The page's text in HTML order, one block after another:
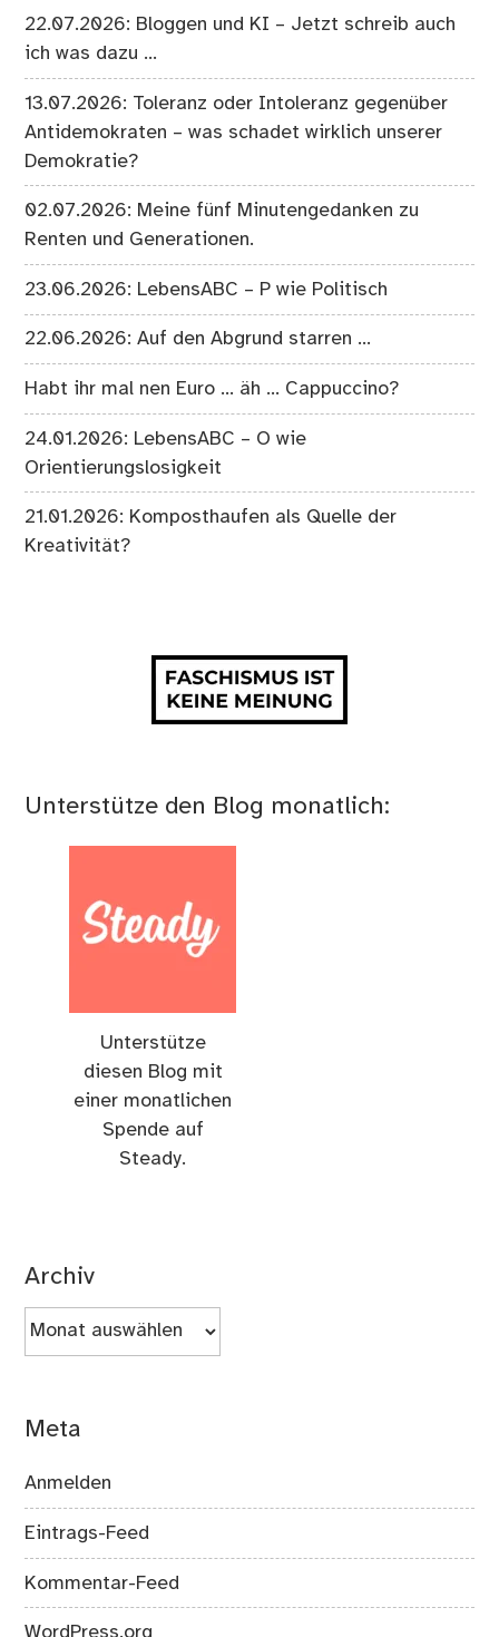
22.07.2026: Bloggen und KI – Jetzt schreib auch
ich was dazu …
13.07.2026: Toleranz oder Intoleranz gegenüber
Antidemokraten – was schadet wirklich unserer
Demokratie?
02.07.2026: Meine fünf Minutengedanken zu
Renten und Generationen.
23.06.2026: LebensABC – P wie Politisch
22.06.2026: Auf den Abgrund starren …
Habt ihr mal nen Euro … äh … Cappuccino?
24.01.2026: LebensABC – O wie
Orientierungslosigkeit
21.01.2026: Komposthaufen als Quelle der
Kreativität?
Unterstütze den Blog monatlich:
Unterstütze
diesen Blog mit
einer monatlichen
Spende auf
Steady.
Archiv
Archiv
Meta
Anmelden
Eintrags-Feed
Kommentar-Feed
WordPress.org